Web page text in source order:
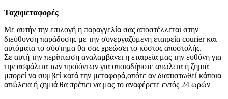
Ταχυμεταφορές
Με αυτήν την επιλογή η παραγγελία σας αποστέλλεται στην
διεύθυνση παράδοσης με την συνεργαζόμενη εταιρεία courier και
αυτόματα το σύστημα θα σας χρεώσει το κόστος αποστολής.
Σε αυτή την περίπτωση αναλαμβάνει η εταιρεία μας την ευθύνη για
την ασφάλεια των προϊόντων για οποιαδήποτε απώλεια ή ζημιά
μπορεί να συμβεί κατά την μεταφορά,οπότε αν διαπιστωθεί κάποια
απώλεια ή ζημιά θα πρέπει να μας το αναφέρετε εντός 24 ωρών